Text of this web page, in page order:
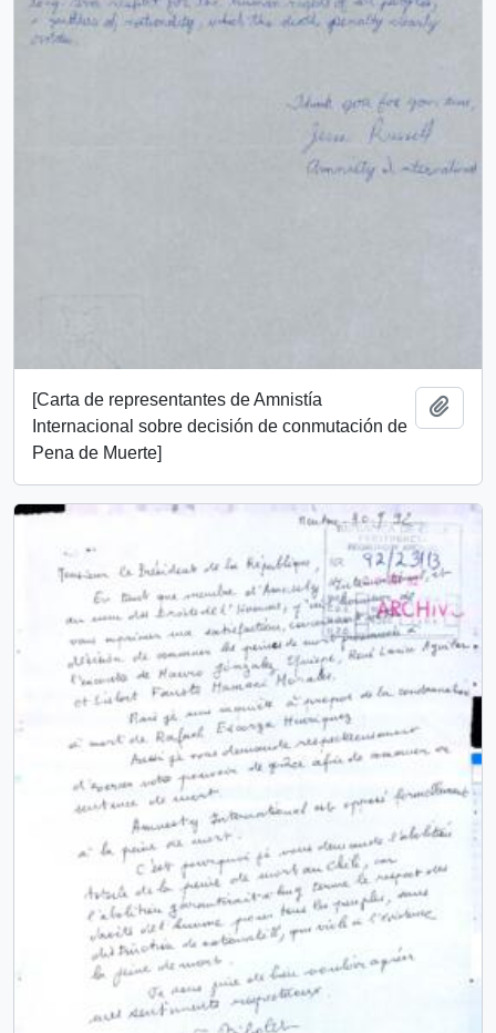
[Carta de representantes de Amnistía
Internacional sobre decisión de conmutación de
Pena de Muerte]